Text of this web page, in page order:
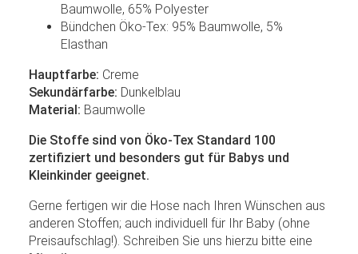
Baumwolle, 65% Polyester
Bündchen Öko-Tex: 95% Baumwolle, 5%
Elasthan
Hauptfarbe: Creme
Sekundärfarbe: Dunkelblau
Material: Baumwolle
Die Stoffe sind von Öko-Tex Standard 100
zertifiziert und besonders gut für Babys und
Kleinkinder geeignet.
Gerne fertigen wir die Hose nach Ihren Wünschen aus
anderen Stoffen; auch individuell für Ihr Baby (ohne
Preisaufschlag!). Schreiben Sie uns hierzu bitte eine